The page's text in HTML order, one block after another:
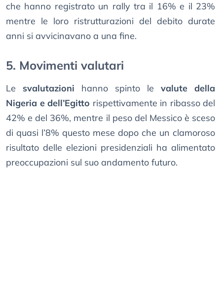
che hanno registrato un rally tra il 16% e il 23%
mentre le loro ristrutturazioni del debito durate
anni si avvicinavano a una fine.
5. Movimenti valutari
Le svalutazioni hanno spinto le valute della
Nigeria e dell’Egitto rispettivamente in ribasso del
42% e del 36%, mentre il peso del Messico è sceso
di quasi l’8% questo mese dopo che un clamoroso
risultato delle elezioni presidenziali ha alimentato
preoccupazioni sul suo andamento futuro.